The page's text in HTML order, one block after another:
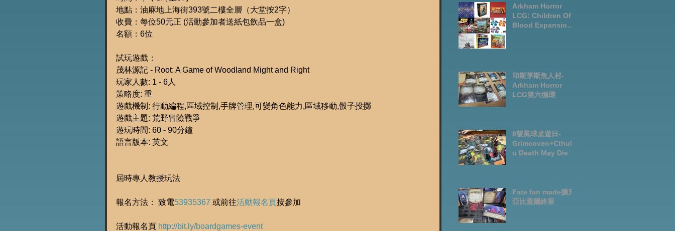
地點：油麻地上海街393號二樓全層（大堂按2字）
收費：每位50元正 (活動參加者送紙包飲品一盒)
名額：6位
試玩遊戲：
茂林源記 - Root: A Game of Woodland Might and Right
玩家人數: 1 - 6人
策略度: 重
遊戲機制: 行動編程,區域控制,手牌管理,可變角色能力,區域移動,骰子投擲
遊戲主題: 荒野冒險戰爭
遊玩時間: 60 - 90分鐘
語言版本: 英文
屆時專人教授玩法
報名方法： 致電53935367 或前往活動報名頁按參加
活動報名頁 http://bit.ly/boardgames-event
deck
Arkham Horror
LCG: Children Of
Blood Expansion
印斯茅斯魚人村-
Arkham Horror
LCG第六循環
8號風球桌遊日-
Grimcoven+Cthulh
u Death May Die
Fate fan made擴充-
亞比蓋爾終章